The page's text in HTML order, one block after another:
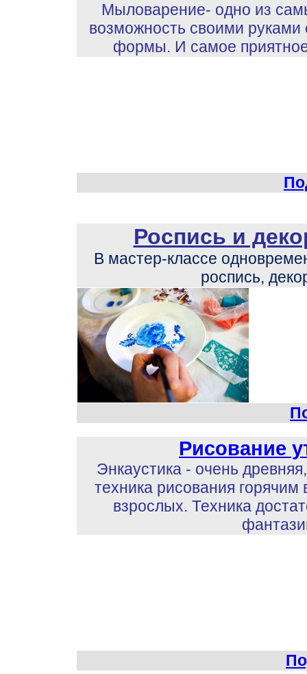
Мыловарение- одно из
возможность своими
формы. И самое приятное
Роспись и
В мастер-классе
роспись,
Рисование
Энкаустика - очень
техника рисования горячим
взрослых. Техника